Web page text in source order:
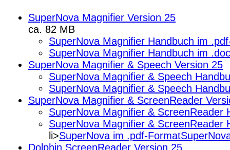
SuperNova Magnifier Version 25
ca. 82 MB
SuperNova Magnifier Handbuch im
SuperNova Magnifier Handbuch im
SuperNova Magnifier & Speech Version 25
SuperNova Magnifier & Speech
SuperNova Magnifier & Speech
SuperNova Magnifier & ScreenReader
SuperNova Magnifier & ScreenReader
SuperNova Magnifier & ScreenReader
li>SuperNova im .pdf-Format
Dolphin ScreenReader Version 25